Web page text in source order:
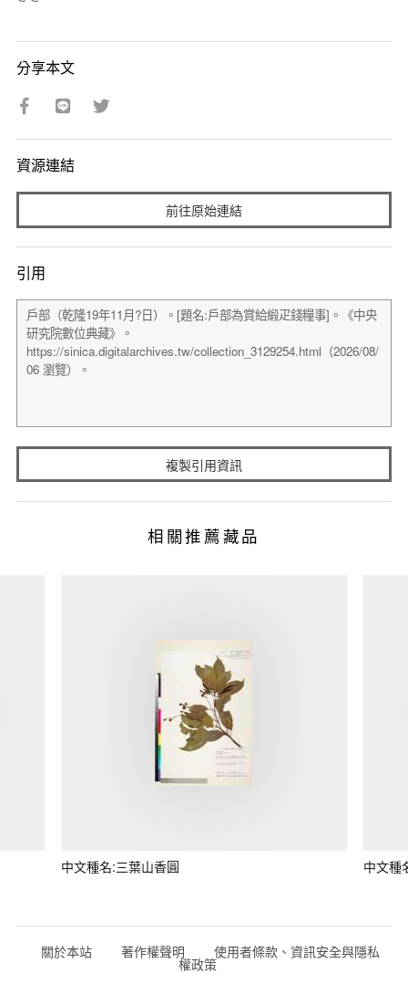
分享本文
資源連結
前往原始連結
引用
複製引用資訊
相關推薦藏品
中文種名:三葉山香圓 中文種
關於本站 著作權聲明 使用者條款、資訊安全與隱私
權政策